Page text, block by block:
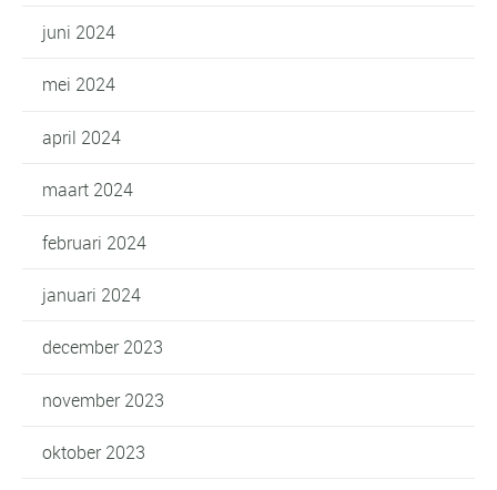
juni 2024
mei 2024
april 2024
maart 2024
februari 2024
januari 2024
december 2023
november 2023
oktober 2023